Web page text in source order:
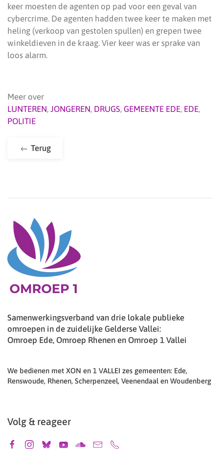
keer moesten de agenten op pad voor een geval van
cybercrime. De agenten hadden twee keer te maken met
heling (verkoop van gestolen spullen) en grepen twee
winkeldieven in de kraag. Vier keer was er sprake van
loos alarm.
Meer over
LUNTEREN, JONGEREN, DRUGS, GEMEENTE EDE, EDE,
POLITIE
Terug
Samenwerkingsverband van drie lokale publieke
omroepen in de zuidelijke Gelderse Vallei:
Omroep Ede, Omroep Rhenen en Omroep 1 Vallei
We bedienen met XON en 1 VALLEI zes gemeenten: Ede,
Renswoude, Rhenen, Scherpenzeel, Veenendaal en Woudenberg
Volg & reageer